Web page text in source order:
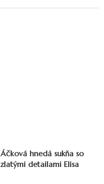
Áčková hnedá sukňa so
zlatými detailami Elisa